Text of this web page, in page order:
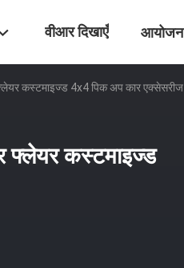
वीआर दिखाएँ आयोजन
कस्टमाइज्ड 4x4 पिक अप कार एक्सेसरीज
फ्लेयर कस्टमाइज्ड